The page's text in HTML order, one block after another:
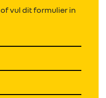
of vul dit formulier in